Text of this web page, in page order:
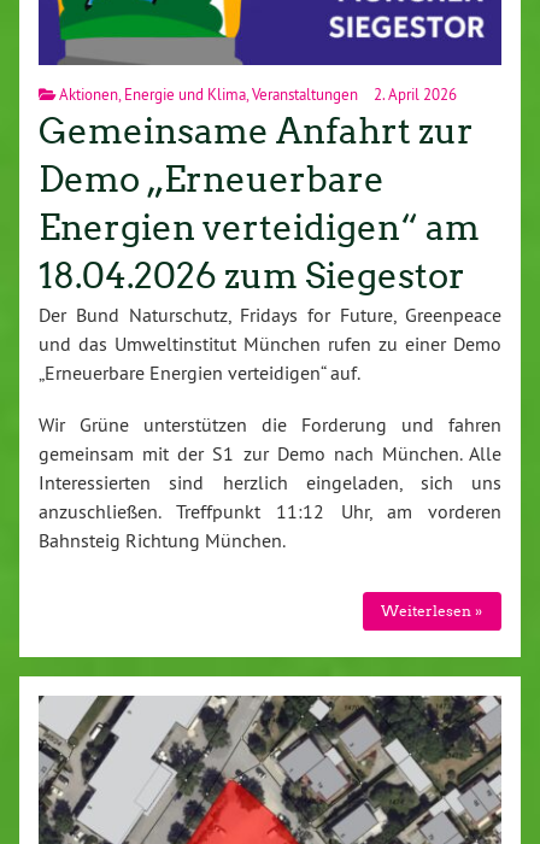
Aktionen Energie und Klima Veranstaltungen 2. April 2026
Gemeinsame Anfahrt zur
Demo „Erneuerbare
Energien verteidigen“ am
18.04.2026 zum Siegestor
Der Bund Naturschutz, Fridays for Future, Greenpeace
und das Umweltinstitut München rufen zu einer Demo
„Erneuerbare Energien verteidigen“ auf.
Wir Grüne unterstützen die Forderung und fahren
gemeinsam mit der S1 zur Demo nach München. Alle
Interessierten sind herzlich eingeladen, sich uns
anzuschließen. Treffpunkt 11:12 Uhr, am vorderen
Bahnsteig Richtung München.
Weiterlesen »